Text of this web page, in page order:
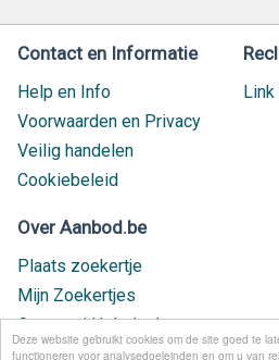
Deze website gebruikt cookies om de site goed te
functioneren voor analysedoeleinden en om u van
Contact en Informatie
Help en Info
Voorwaarden en Privacy
Veilig handelen
Cookiebeleid
Over Aanbod.be
Plaats zoekertje
Mijn Zoekertjes
Contact / Helpdesk
Nieuw geplaatst